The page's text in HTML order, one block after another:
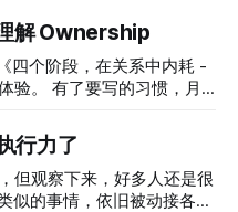
复杂性。 MBTI、星
特质的人在不同阶段对现实
。这就像一张路线图，看到
多事情涌进来。以前这些想
脑中发生的发散，体现在 AI
在工作中掺杂了不必要的情
之前特
成了一个指引我方向的机
解 Ownership
四个阶段，在关系中内耗 -
惯，月
好。 AI 让脏活累
是目的。AI 帮忙完成了这
？ 但执行效率也
个他认为非常复杂和繁琐
行力了
但观察下来，好多人还是很
似的事情，依旧被动接各种